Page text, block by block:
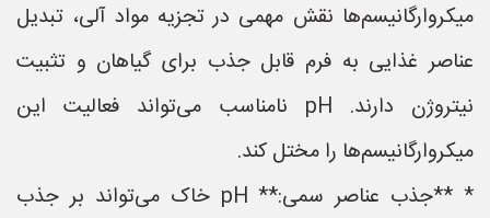
میکروارگانیسم‌ها نقش مهمی در تجزیه مواد آلی، تبدیل
عناصر غذایی به فرم قابل جذب برای گیاهان و تثبیت
نیتروژن دارند. pH نامناسب می‌تواند فعالیت این
میکروارگانیسم‌ها را مختل کند.
* **جذب عناصر سمی:** pH خاک می‌تواند بر جذب